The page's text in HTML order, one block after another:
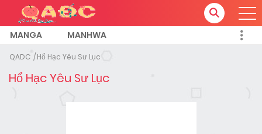
MANGA MANHWA
QADC Hổ Hạc Yêu Sư Lục
Hổ Hạc Yêu Sư Lục